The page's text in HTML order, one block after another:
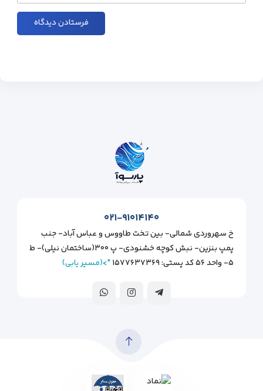
۰۲۱-۹۱۰۱۴۱۴۰
خ سهروردی شمالی- بین تخت طاووس و عباس آباد- جنب
پمپ بنزین- نبش کوچه خشنودی- پ ۳۰۰(ساختمان نیلی)- ط
۵- واحد ۵۶ کد پستی: ۱۵۷۷۶۳۷۳۶۹
">(مسیر یابی)